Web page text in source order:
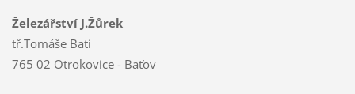
Železářství J.Žůrek
tř.Tomáše Bati
765 02 Otrokovice - Baťov